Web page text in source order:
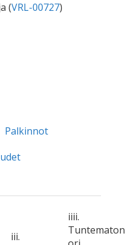
(VRL-00727)
Palkinnot
iii.
iiii.
Tuntematon